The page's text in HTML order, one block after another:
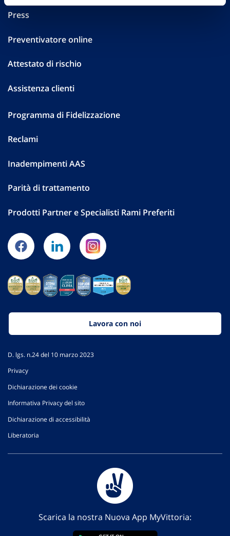
Press
Preventivatore online
Attestato di rischio
Assistenza clienti
Programma di Fidelizzazione
Reclami
Inadempimenti AAS
Parità di trattamento
Prodotti Partner e Specialisti Rami Preferiti
Lavora con noi
D. lgs. n.24 del 10 marzo 2023
Privacy
Dichiarazione dei cookie
Informativa Privacy del sito
Dichiarazione di accessibilità
Liberatoria
Scarica la nostra Nuova App MyVittoria: